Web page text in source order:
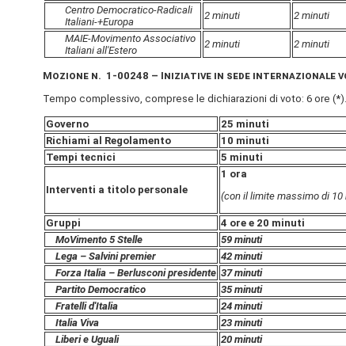
Centro Democratico-Radicali
Italiani-+Europa
2 minuti
2 minuti
MAIE-Movimento Associativo
Italiani all'Estero
2 minuti 2 minuti
Mozione n. 1-00248 – Iniziative in sede
Tempo complessivo, comprese le dichiarazioni di voto: 6 ore (*).
Governo
25 minuti
Richiami al Regolamento
10 minuti
Tempi tecnici
5 minuti
Interventi a titolo personale
1 ora
(con il limite massimo di
Gruppi
4 ore e 20 minuti
MoVimento 5 Stelle
59 minuti
Lega – Salvini premier
42 minuti
Forza Italia – Berlusconi presidente 37 minuti
Partito Democratico
35 minuti
Fratelli d'Italia
24 minuti
Italia Viva
23 minuti
Liberi e Uguali
20 minuti